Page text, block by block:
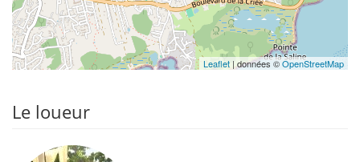
Leaflet | données ©OpenStreetMap
Le loueur